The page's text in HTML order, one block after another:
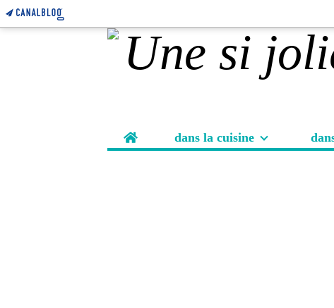
Home dans la cuisine